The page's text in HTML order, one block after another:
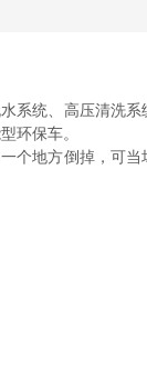
系统、高压清洗
环保车。
个地方倒掉，可当